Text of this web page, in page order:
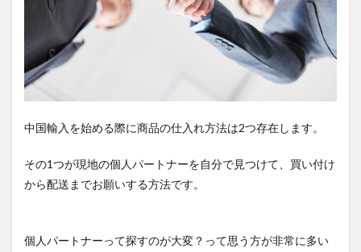
中国輸入を始める際に商品の仕入れ方法は2つ存在します。
その1つが現地の個人パートナーを自分で見つけて、買い付け
から配送までお願いする方法です。
個人パートナーって探すのが大変？って思う方が非常に多い